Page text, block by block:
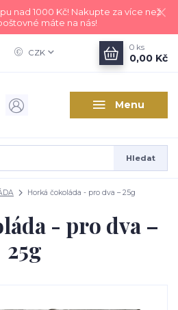
nad 1000 Kč! Nakupte za více než
máte na nás!
Menu
CZK
Hledat
0 ks
0,00 Kč
Horká čokoláda - pro dva – 25g
- pro dva –
25g